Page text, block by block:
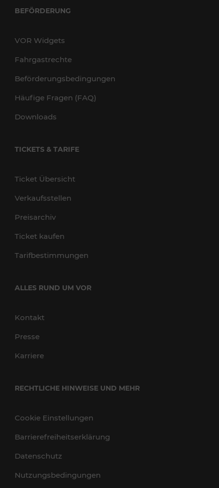
BEFÖRDERUNG
VOR Widgets
Fahrgastrechte
Beförderungsbedingungen
Häufige Fragen (FAQ)
Downloads
TICKETS & TARIFE
Ticket Übersicht
Verkaufsstellen
Preisarchiv
Ticket kaufen
Tarifbestimmungen
ALLES RUND UM VOR
Kontakt
Presse
Karriere
RECHTLICHE HINWEISE UND MEHR
Cookie Einstellungen
Barrierefreiheitserklärung
Datenschutz
Nutzungsbedingungen